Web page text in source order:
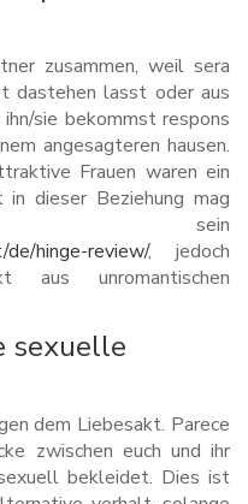
zusammen, weil sera
dastehen lasst oder aus
sie bekommst respons
angesagteren hausen.
Frauen waren ein
dieser Beziehung mag
sein
hinge-review/, jedoch
aus unromantischen
sexuelle
dem Liebesakt. Parece
zwischen euch und ihr
bekleidet. Dies ist